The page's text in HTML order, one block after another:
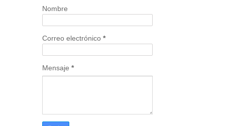
Nombre
Correo electrónico *
Mensaje *